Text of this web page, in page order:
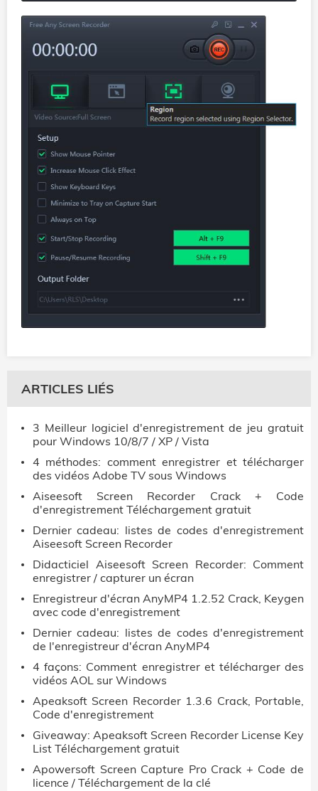
ARTICLES LIÉS
3 Meilleur logiciel d'enregistrement de jeu gratuit
pour Windows 10/8/7 / XP / Vista
4 méthodes: comment enregistrer et télécharger
des vidéos Adobe TV sous Windows
Aiseesoft Screen Recorder Crack + Code
d'enregistrement Téléchargement gratuit
Dernier cadeau: listes de codes d'enregistrement
Aiseesoft Screen Recorder
Didacticiel Aiseesoft Screen Recorder: Comment
enregistrer / capturer un écran
Enregistreur d'écran AnyMP4 1.2.52 Crack, Keygen
avec code d'enregistrement
Dernier cadeau: listes de codes d'enregistrement
de l'enregistreur d'écran AnyMP4
4 façons: Comment enregistrer et télécharger des
vidéos AOL sur Windows
Apeaksoft Screen Recorder 1.3.6 Crack, Portable,
Code d'enregistrement
Giveaway: Apeaksoft Screen Recorder License Key
List Téléchargement gratuit
Apowersoft Screen Capture Pro Crack + Code de
licence / Téléchargement de la clé